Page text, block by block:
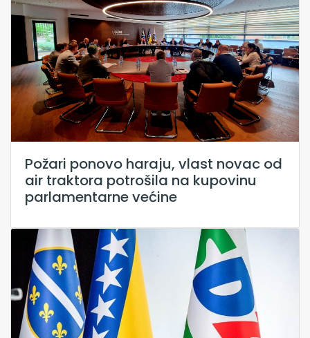
Požari ponovo haraju, vlast novac od
air traktora potrošila na kupovinu
parlamentarne većine